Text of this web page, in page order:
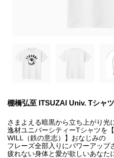
棚橋弘至 ITSUZAI Univ. Tシャ
さまよえる暗黒から立ち上がり光
逸材ユニバーシティーTシャツを
WILL（鉄の意志）】おなじみの
フレーズ全部入りにパワーアップ
疲れない身体と愛が欲しいあなた